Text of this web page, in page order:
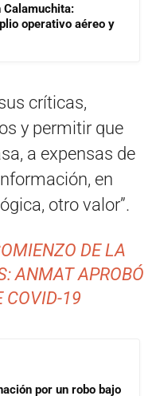
Calamuchita:
operativo aéreo y
críticas,
y permitir que
a expensas de
en
otro valor”.
DE LA
ANMAT APROBÓ
COVID-19
por un robo bajo